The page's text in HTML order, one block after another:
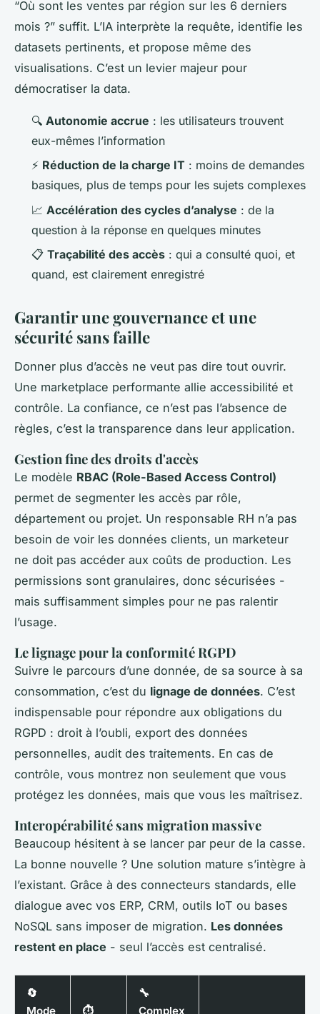
“Où sont les ventes par région sur les 6 derniers
mois ?” suffit. L’IA interprète la requête, identifie les
datasets pertinents, et propose même des
visualisations. C’est un levier majeur pour
démocratiser la data.
🔍 Autonomie accrue : les utilisateurs trouvent
eux-mêmes l’information
⚡ Réduction de la charge IT : moins de demandes
basiques, plus de temps pour les sujets complexes
📈 Accélération des cycles d’analyse : de la
question à la réponse en quelques minutes
📋 Traçabilité des accès : qui a consulté quoi, et
quand, est clairement enregistré
Garantir une gouvernance et une
sécurité sans faille
Donner plus d’accès ne veut pas dire tout ouvrir.
Une marketplace performante allie accessibilité et
contrôle. La confiance, ce n’est pas l’absence de
règles, c’est la transparence dans leur application.
Gestion fine des droits d'accès
Le modèle RBAC (Role-Based Access Control)
permet de segmenter les accès par rôle,
département ou projet. Un responsable RH n’a pas
besoin de voir les données clients, un marketeur
ne doit pas accéder aux coûts de production. Les
permissions sont granulaires, donc sécurisées -
mais suffisamment simples pour ne pas ralentir
l’usage.
Le lignage pour la conformité RGPD
Suivre le parcours d’une donnée, de sa source à sa
consommation, c’est du lignage de données. C’est
indispensable pour répondre aux obligations du
RGPD : droit à l’oubli, export des données
personnelles, audit des traitements. En cas de
contrôle, vous montrez non seulement que vous
protégez les données, mais que vous les maîtrisez.
Interopérabilité sans migration massive
Beaucoup hésitent à se lancer par peur de la casse.
La bonne nouvelle ? Une solution mature s’intègre à
l’existant. Grâce à des connecteurs standards, elle
dialogue avec vos ERP, CRM, outils IoT ou bases
NoSQL sans imposer de migration. Les données
restent en place - seul l’accès est centralisé.
🔄
Mode
⏱️
🔧
Complex